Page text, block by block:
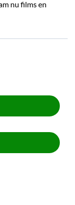
nu films en